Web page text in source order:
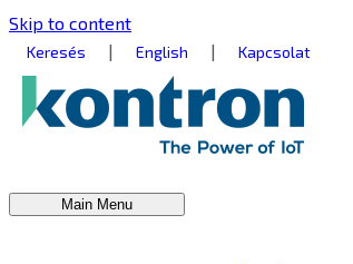
Skip to content
Keresés | English | Kapcsolat
Main Menu